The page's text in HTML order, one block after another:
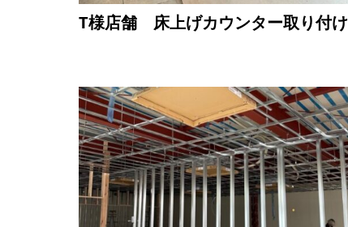
T様店舗 床上げカウンター取り付け